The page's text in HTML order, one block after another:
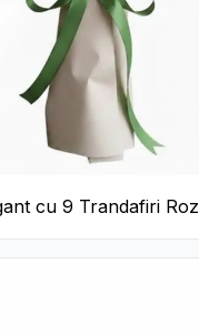
cu 9 Trandafiri Roz